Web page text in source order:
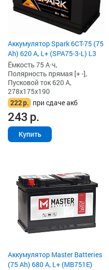
Аккумулятор Spark 6СТ-75 (75
Ah) 620 А, L+ (SPA75-3-L) L3
Ёмкость 75 А·ч,
Полярность прямая [+ -],
Пусковой ток 620 А,
278x175x190
222р. при сдаче акб
243р.
Купить
Аккумулятор Master Batteries
(75 Ah) 680 А, L+ (MB751E)